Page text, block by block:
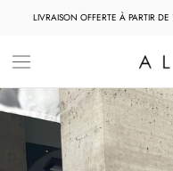
LIVRAISON OFFERTE À PARTIR